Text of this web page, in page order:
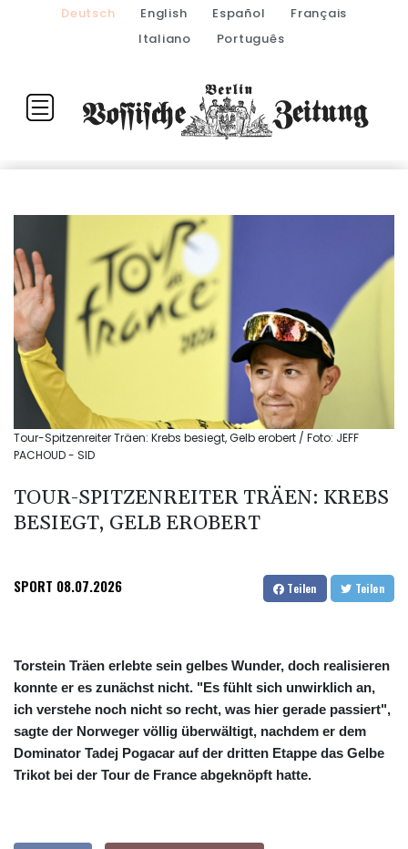
Deutsch English Español
Français
Italiano
Português
Tour-Spitzenreiter Träen: Krebs besiegt, Gelb erobert / Foto: JEFF
PACHOUD - SID
TOUR-SPITZENREITER TRÄEN: KREBS
BESIEGT, GELB EROBERT
SPORT 08.07.2026 Teilen Teilen
Torstein Träen erlebte sein gelbes Wunder, doch realisieren
konnte er es zunächst nicht. "Es fühlt sich unwirklich an,
ich verstehe noch nicht so recht, was hier gerade passiert",
sagte der Norweger völlig überwältigt, nachdem er dem
Dominator Tadej Pogacar auf der dritten Etappe das Gelbe
Trikot bei der Tour de France abgeknöpft hatte.